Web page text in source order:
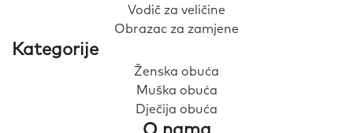
Vodič za veličine
Obrazac za zamjene
Kategorije
Ženska obuća
Muška obuća
Dječija obuća